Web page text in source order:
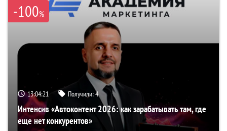
-100%
13:04:20 Получили:4
Интенсив «Автоконтент 2026: как зарабатывать там, где
еще нет конкурентов»